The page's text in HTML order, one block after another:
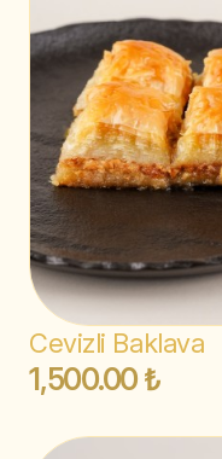
Cevizli Baklava
1,500.00 ₺